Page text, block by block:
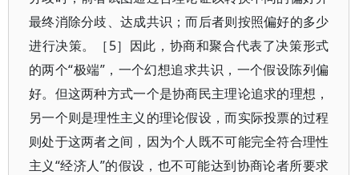
最终消除分歧、达成共识；而后者则按照偏好的多少
进行决策。［5］因此，协商和聚合代表了决策形式
的两个“极端”，一个幻想追求共识，一个假设陈列偏
好。但这两种方式一个是协商民主理论追求的理想，
另一个则是理性主义的理论假设，而实际投票的过程
则处于这两者之间，因为个人既不可能完全符合理性
主义“经济人”的假设，也不可能达到协商论者所要求